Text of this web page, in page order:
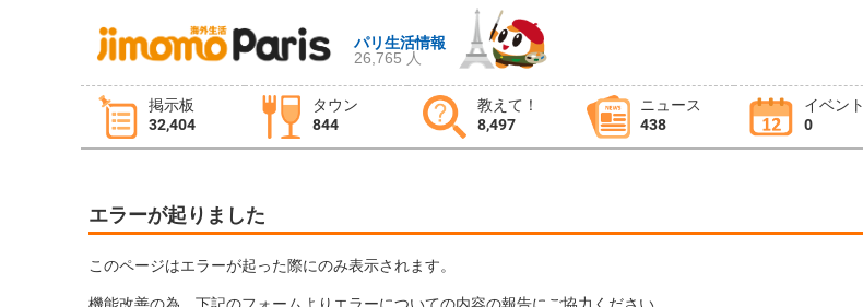
パリ生活情報
26,765 人
掲示板
32,404
タウン
844
教えて！
8,497
ニュース
438
イベント
0
エラーが起りました
このページはエラーが起った際にのみ表示されます。
機能改善の為、下記のフォームよりエラーについての内容の報告にご協力ください。